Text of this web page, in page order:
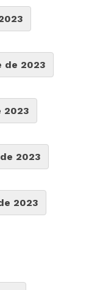
de 2023
2023
2023
2023